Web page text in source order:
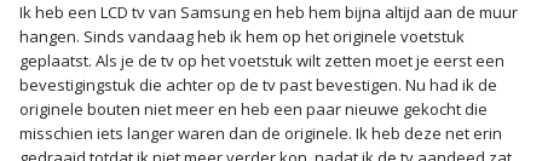
Ik heb een LCD tv van Samsung en heb hem bijna altijd aan de muur
hangen. Sinds vandaag heb ik hem op het originele voetstuk
geplaatst. Als je de tv op het voetstuk wilt zetten moet je eerst een
bevestigingstuk die achter op de tv past bevestigen. Nu had ik de
originele bouten niet meer en heb een paar nieuwe gekocht die
misschien iets langer waren dan de originele. Ik heb deze net erin